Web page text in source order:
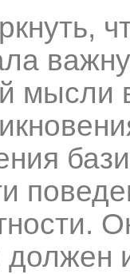
должен